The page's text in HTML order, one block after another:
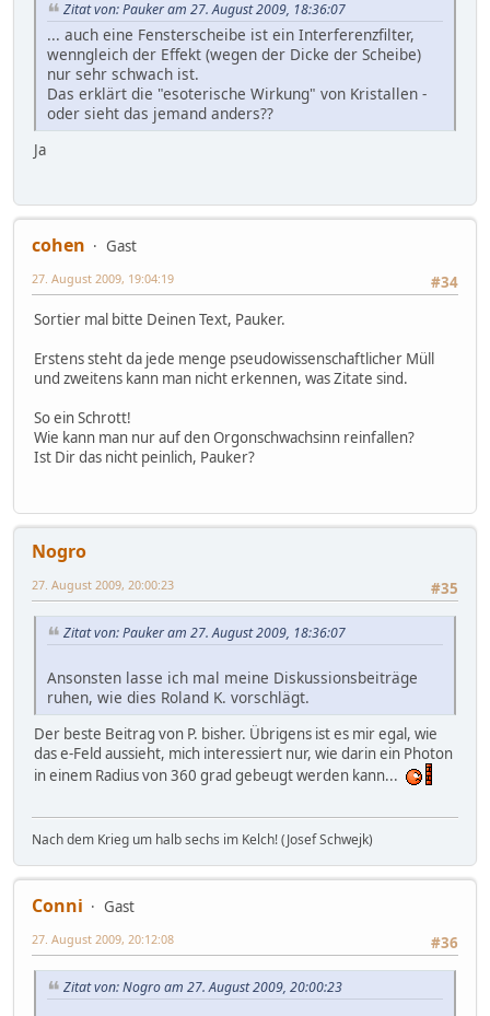
Zitat von: Pauker am 27. August 2009, 18:36:07
... auch eine Fensterscheibe ist ein Interferenzfilter,
wenngleich der Effekt (wegen der Dicke der Scheibe)
nur sehr schwach ist.
Das erklärt die "esoterische Wirkung" von Kristallen -
oder sieht das jemand anders??
Ja
cohen
Gast
#34
27. August 2009, 19:04:19
Sortier mal bitte Deinen Text, Pauker.
Erstens steht da jede menge pseudowissenschaftlicher Müll
und zweitens kann man nicht erkennen, was Zitate sind.
So ein Schrott!
Wie kann man nur auf den Orgonschwachsinn reinfallen?
Ist Dir das nicht peinlich, Pauker?
Nogro
#35
27. August 2009, 20:00:23
Zitat von: Pauker am 27. August 2009, 18:36:07
Ansonsten lasse ich mal meine Diskussionsbeiträge
ruhen, wie dies Roland K. vorschlägt.
Der beste Beitrag von P. bisher. Übrigens ist es mir egal, wie
das e-Feld aussieht, mich interessiert nur, wie darin ein Photon
in einem Radius von 360 grad gebeugt werden kann...
Nach dem Krieg um halb sechs im Kelch! (Josef Schwejk)
Conni
Gast
#36
27. August 2009, 20:12:08
Zitat von: Nogro am 27. August 2009, 20:00:23